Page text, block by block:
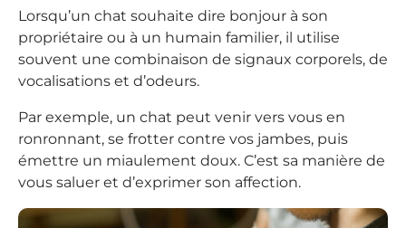
Lorsqu’un chat souhaite dire bonjour à son
propriétaire ou à un humain familier, il utilise
souvent une combinaison de signaux corporels, de
vocalisations et d’odeurs.
Par exemple, un chat peut venir vers vous en
ronronnant, se frotter contre vos jambes, puis
émettre un miaulement doux. C’est sa manière de
vous saluer et d’exprimer son affection.